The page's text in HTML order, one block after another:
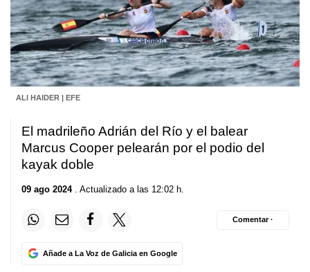
ALI HAIDER | EFE
El madrileño Adrián del Río y el balear
Marcus Cooper pelearán por el podio del
kayak doble
09 ago 2024. Actualizado a las 12:02 h.
Añade a La Voz de Galicia en Google
Comentar ·